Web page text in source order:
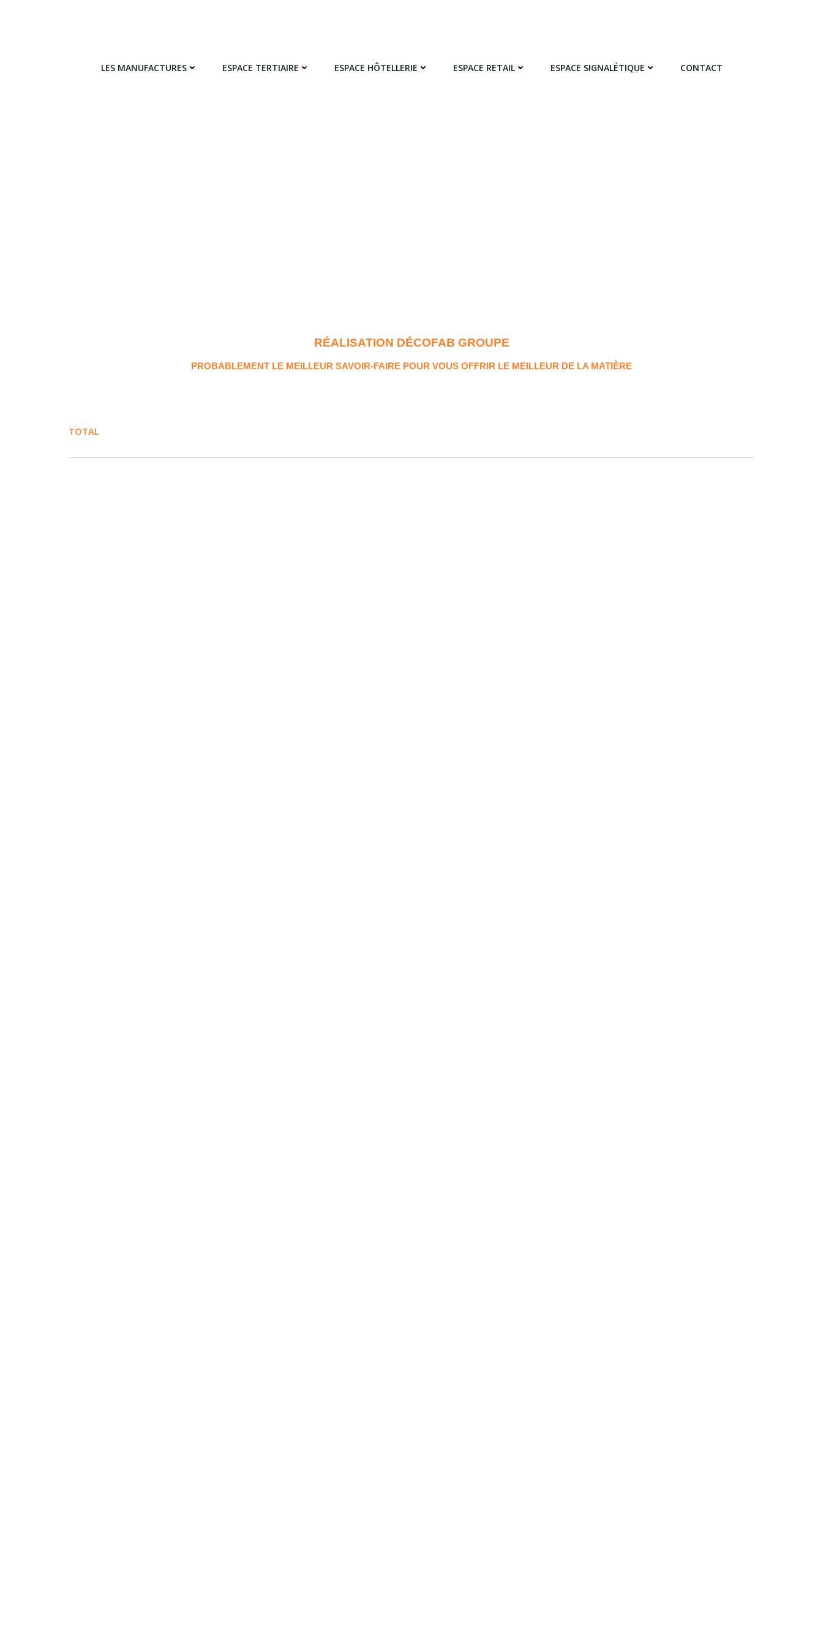
LES MANUFACTURES ESPACE TERTIAIRE ESPACE HÔTELLERIE ESPACE RETAIL ESPACE SIGNALÉTIQUE CONTACT
RÉALISATION DÉCOFAB GROUPE
PROBABLEMENT LE MEILLEUR SAVOIR-FAIRE POUR VOUS OFFRIR LE MEILLEUR DE LA MATIÈRE
TOTAL